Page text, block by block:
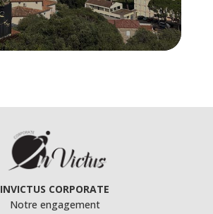
INVICTUS CORPORATE
Notre engagement